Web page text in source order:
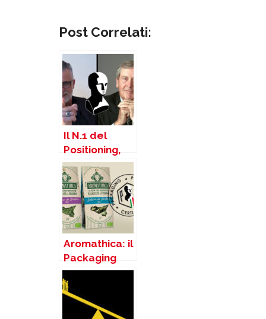
Post Correlati:
Il N.1 del
Positioning,
Jack Trout è
in Italia con la
nostra
Agenzia
Aromathica: il
Packaging
Positioning
nelle Spezie